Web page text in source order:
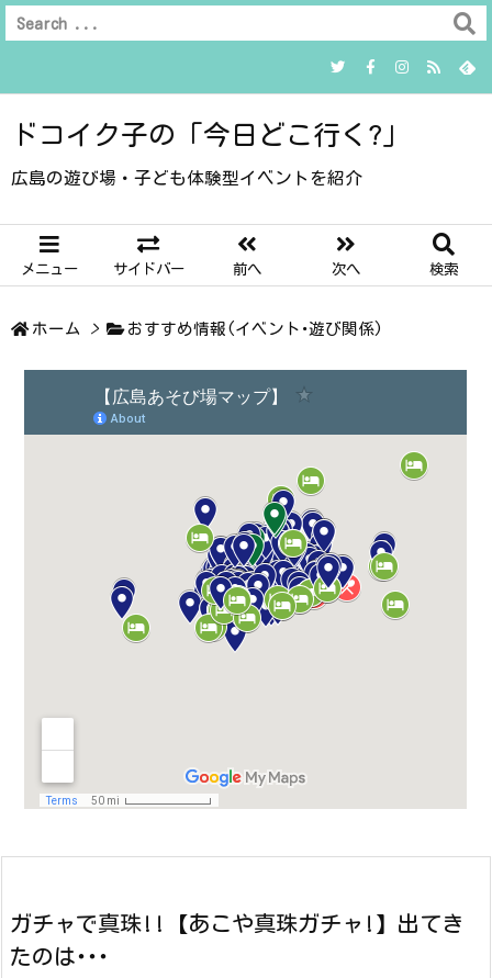
ドコイク子の「今日どこ行く?」
広島の遊び場・子ども体験型イベントを紹介
メニュー サイドバー 前へ 次へ 検索
ホーム > おすすめ情報(イベント･遊び関係)
ガチャで真珠!!【あこや真珠ガチャ!】出てき
たのは･･･